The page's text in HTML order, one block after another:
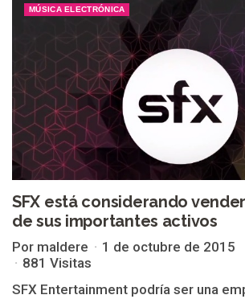
MÚSICA ELECTRÓNICA
SFX está considerando
de sus importantes activos
Por maldere
1 de octubre de 2015
881 Visitas
SFX Entertainment podría ser una